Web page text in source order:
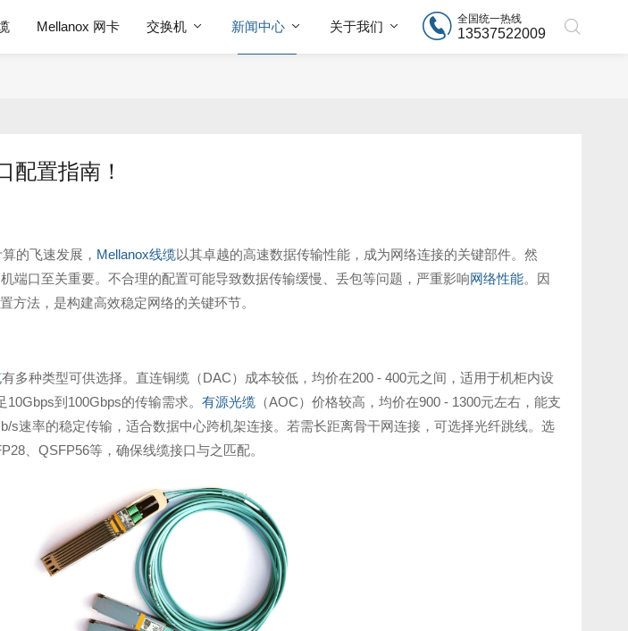
Mellanox 网卡 交换机 新闻中心 关于我们
全国统一热线
13537522009
配置指南！
的飞速发展， Mellanox线缆以其卓越的高速数据传输性能，成为网络连接的关键部件。然
端口至关重要。不合理的配置可能导致数据传输缓慢、丢包等问题，严重影响网络性能。因
方法，是构建高效稳定网络的关键环节。
有多种类型可供选择。直连铜缆（DAC）成本较低，均价在200 - 400元之间，适用于机柜内设
到100Gbps的传输需求。 有源光缆 （AOC）价格较高，均价在900 - 1300元左右，能支
s速率的稳定传输，适合数据中心跨机架连接。若需长距离骨干网连接，可选择光纤跳线。选
、QSFP56等，确保线缆接口与之匹配。